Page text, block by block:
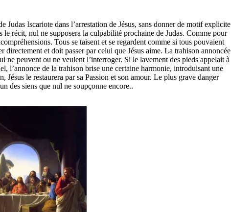
Judas Iscariote dans l’arrestation de Jésus, sans donner de motif explicite
le récit, nul ne supposera la culpabilité prochaine de Judas. Comme pour
Tous se taisent et se regardent comme si tous pouvaient
et doit passer par celui que Jésus aime. La trahison annoncée
ne peuvent ou ne veulent l’interroger. Si le lavement des pieds appelait à
l’annonce de la trahison brise une certaine harmonie, introduisant une
le restaurera par sa Passion et son amour. Le plus grave danger
des siens que nul ne soupçonne encore..